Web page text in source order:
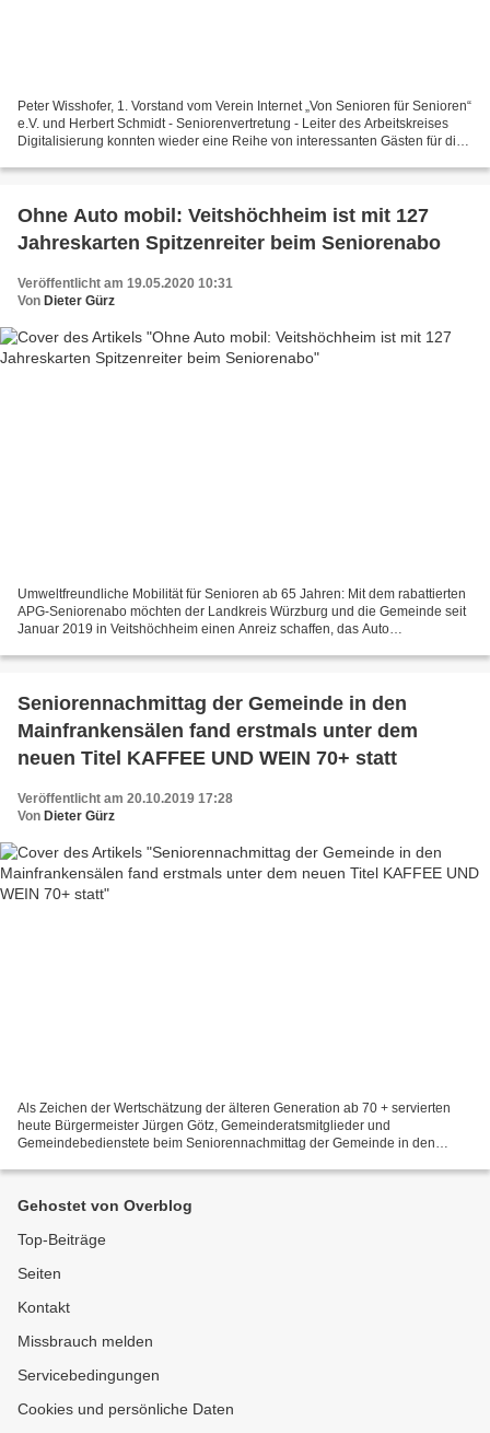
Peter Wisshofer, 1. Vorstand vom Verein Internet „Von Senioren für Senioren“
e.V. und Herbert Schmidt - Seniorenvertretung - Leiter des Arbeitskreises
Digitalisierung konnten wieder eine Reihe von interessanten Gästen für die
Ohne Auto mobil: Veitshöchheim ist mit 127
Jahreskarten Spitzenreiter beim Seniorenabo
Veröffentlicht am 19.05.2020 10:31
Von Dieter Gürz
Umweltfreundliche Mobilität für Senioren ab 65 Jahren: Mit dem rabattierten
APG-Seniorenabo möchten der Landkreis Würzburg und die Gemeinde seit
Januar 2019 in Veitshöchheim einen Anreiz schaffen, das Auto
Seniorennachmittag der Gemeinde in den
Mainfrankensälen fand erstmals unter dem
neuen Titel KAFFEE UND WEIN 70+ statt
Veröffentlicht am 20.10.2019 17:28
Von Dieter Gürz
Als Zeichen der Wertschätzung der älteren Generation ab 70 + servierten
heute Bürgermeister Jürgen Götz, Gemeinderatsmitglieder und
Gemeindebedienstete beim Seniorennachmittag der Gemeinde in den
Gehostet von Overblog
Top-Beiträge
Seiten
Kontakt
Missbrauch melden
Servicebedingungen
Cookies und persönliche Daten